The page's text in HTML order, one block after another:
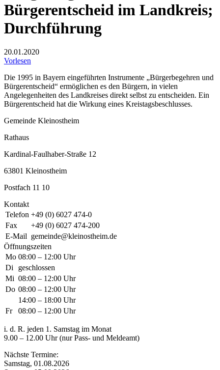
Bürgerentscheid im Landkreis;
Durchführung
20.01.2020
Vorlesen
Die 1995 in Bayern eingeführten Instrumente „Bürgerbegehren und
Bürgerentscheid“ ermöglichen es den Bürgern, in vielen
Angelegenheiten des Landkreises direkt selbst zu entscheiden. Ein
Bürgerentscheid hat die Wirkung eines Kreistagsbeschlusses.
Gemeinde Kleinostheim
Rathaus
Kardinal-Faulhaber-Straße 12
63801 Kleinostheim
Postfach 11 10
Kontakt
Telefon +49 (0) 6027 474-0
Fax
+49 (0) 6027 474-200
E-Mail gemeinde@kleinostheim.de
Öffnungszeiten
Mo 08:00 – 12:00 Uhr
Di
geschlossen
Mi 08:00 – 12:00 Uhr
Do 08:00 – 12:00 Uhr
14:00 – 18:00 Uhr
Fr
08:00 – 12:00 Uhr
i. d. R. jeden 1. Samstag im Monat
9.00 – 12.00 Uhr (nur Pass- und Meldeamt)
Nächste Termine:
Samstag, 01.08.2026